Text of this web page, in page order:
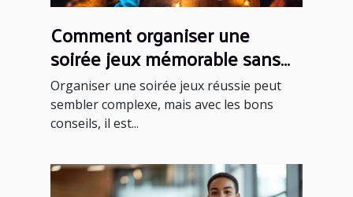
Comment organiser une
soirée jeux mémorable sans
effort ?
Organiser une soirée jeux réussie peut
sembler complexe, mais avec les bons
conseils, il est...